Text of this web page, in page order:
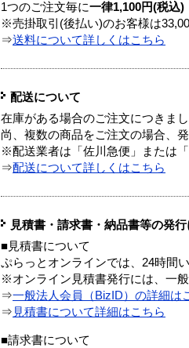
1つのご注文毎に一律1,100円(税込)
※売掛取引(後払い)のお客様は
⇒送料について詳しくはこちら
配送について
在庫がある場合のご注文につきま
尚、複数の商品をご注文の場合、
※配送業者は「佐川急便」または
⇒配送について詳しくはこちら
見積書・請求書・納品書等の発
■見積書について
ぷらっとオンラインでは、24時間
※オンライン見積書発行には、一
⇒一般法人会員（BizID）の詳細は
⇒ 見積書について詳細はこちら
■請求書について